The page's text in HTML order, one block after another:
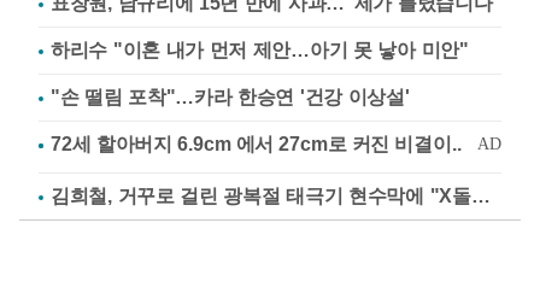
하리수 "이혼 내가 먼저 제안…아기 못 낳아 미안"
"손 떨림 포착"…카라 한승연 '건강 이상설'
김희철, 거꾸로 걸린 광복절 태극기 현수막에 "X돌았네"